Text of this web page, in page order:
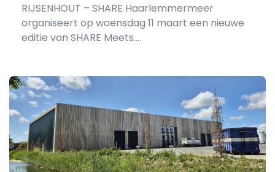
RIJSENHOUT – SHARE Haarlemmermeer
organiseert op woensdag 11 maart een nieuwe
editie van SHARE Meets....